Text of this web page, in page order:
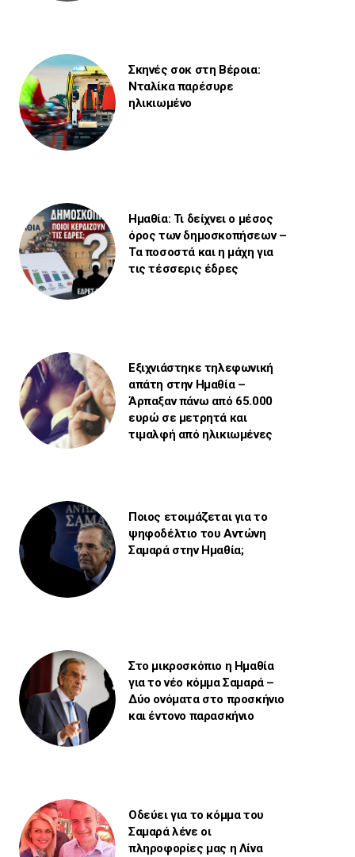
Σκηνές σοκ στη Βέροια:
Νταλίκα παρέσυρε
ηλικιωμένο
Ημαθία: Τι δείχνει ο μέσος
όρος των δημοσκοπήσεων –
Τα ποσοστά και η μάχη για
τις τέσσερις έδρες
Εξιχνιάστηκε τηλεφωνική
απάτη στην Ημαθία –
Άρπαξαν πάνω από 65.000
ευρώ σε μετρητά και
τιμαλφή από ηλικιωμένες
Ποιος ετοιμάζεται για το
ψηφοδέλτιο του Αντώνη
Σαμαρά στην Ημαθία;
Στο μικροσκόπιο η Ημαθία
για το νέο κόμμα Σαμαρά –
Δύο ονόματα στο προσκήνιο
και έντονο παρασκήνιο
Οδεύει για το κόμμα του
Σαμαρά λένε οι
πληροφορίες μας η Λίνα